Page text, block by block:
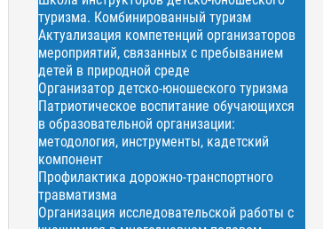
туризма. Комбинированный туризм
Актуализация компетенций организаторов
мероприятий, связанных с пребыванием
детей в природной среде
Организатор детско-юношеского туризма
Патриотическое воспитание обучающихся
в образовательной организации:
методология, инструменты, кадетский
компонент
Профилактика дорожно-транспортного
травматизма
Организация исследовательской работы с